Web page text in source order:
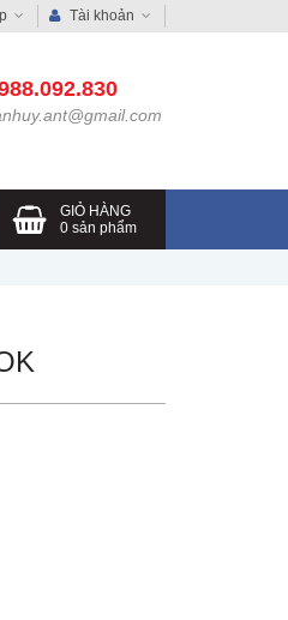
Tài khoản
GIỎ HÀNG
0 sản phẩm